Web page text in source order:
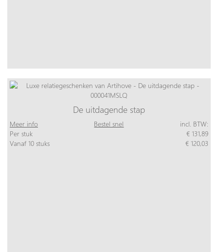
De uitdagende stap
Meer info Bestel snel
incl. BTW:
Per stuk
€ 131,89
Vanaf 10 stuks
€ 120,03